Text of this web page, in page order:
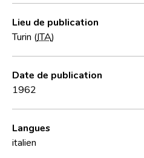
Lieu de publication
Turin (ITA)
Date de publication
1962
Langues
italien